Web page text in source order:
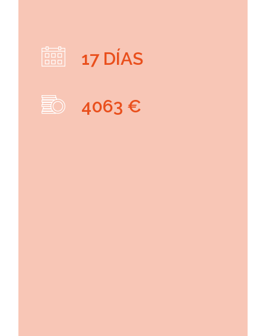
17 DÍAS
4063 €